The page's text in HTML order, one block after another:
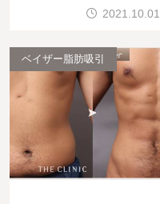
をさせて頂きました。綺麗
2021.10.01
ベイザー脂肪吸引